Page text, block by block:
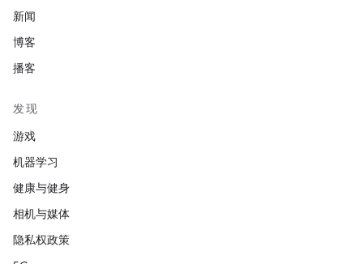
新闻
博客
播客
发现
游戏
机器学习
健康与健身
相机与媒体
隐私权政策